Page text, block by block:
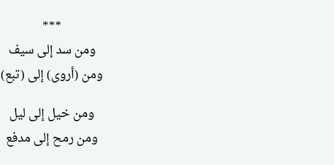
***
ومن سد إلى سيف
ومن (أروى) إلى (تبع)
ومن خيل إلى ليل
ومن رمح إلى مدفع